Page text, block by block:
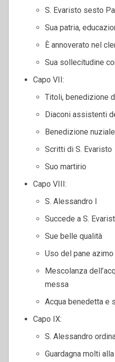
S. Evaristo sesto
Sua patria,
È annoverato nel
Sua sollecitudine
Capo VII:
Titoli, benedizione
Diaconi assistenti
Benedizione nuziale
Scritti di S. Evaristo
Suo martirio
Capo VIII:
S. Alessandro I
Succede a S.
Sue belle qualità
Uso del pane azimo
Mescolanza
messa
Acqua benedetta e
Capo IX:
S. Alessandro
Guardagna molti